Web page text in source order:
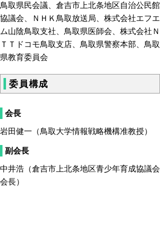
鳥取県民会議、倉吉市上北条地区自治公民館
協議会、ＮＨＫ鳥取放送局、株式会社エフエ
ム山陰鳥取支社、鳥取県医師会、株式会社Ｎ
ＴＴドコモ鳥取支店、鳥取県警察本部、鳥取
県教育委員会
委員構成
会長
岩田健一（鳥取大学情報戦略機構准教授）
副会長
中井浩（倉吉市上北条地区青少年育成協議会
会長）